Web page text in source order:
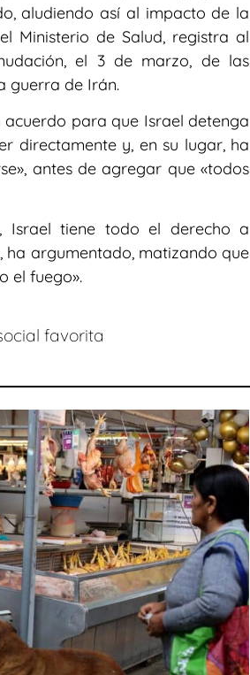
aludiendo así al impacto de la
Ministerio de Salud, registra al
el 3 de marzo, de las
guerra de Irán.
para que Israel detenga
directamente y, en su lugar, ha
antes de agregar que «todos
Israel tiene todo el derecho a
ha argumentado, matizando que
el fuego».
favorita